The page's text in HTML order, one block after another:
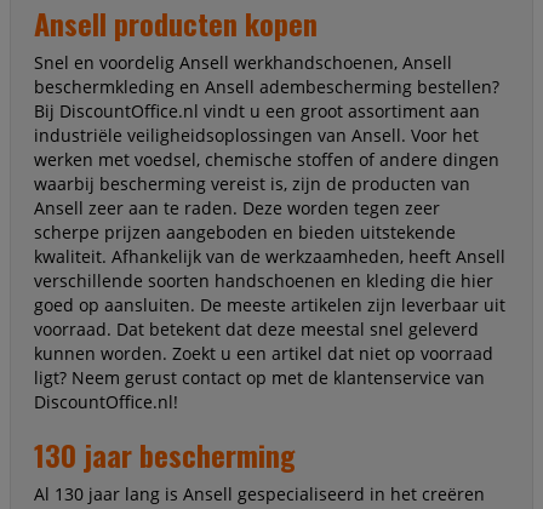
Ansell producten kopen
Snel en voordelig Ansell werkhandschoenen, Ansell
beschermkleding en Ansell adembescherming bestellen?
Bij DiscountOffice.nl vindt u een groot assortiment aan
industriële veiligheidsoplossingen van Ansell. Voor het
werken met voedsel, chemische stoffen of andere dingen
waarbij bescherming vereist is, zijn de producten van
Ansell zeer aan te raden. Deze worden tegen zeer
scherpe prijzen aangeboden en bieden uitstekende
kwaliteit. Afhankelijk van de werkzaamheden, heeft Ansell
verschillende soorten handschoenen en kleding die hier
goed op aansluiten. De meeste artikelen zijn leverbaar uit
voorraad. Dat betekent dat deze meestal snel geleverd
kunnen worden. Zoekt u een artikel dat niet op voorraad
ligt? Neem gerust contact op met de klantenservice van
DiscountOffice.nl!
130 jaar bescherming
Al 130 jaar lang is Ansell gespecialiseerd in het creëren